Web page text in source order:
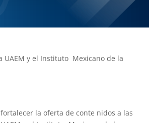
UAEM y el Instituto Mexicano de la
la oferta de conte nidos a las